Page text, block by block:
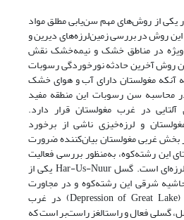
یکی از روش‌های مهم سن‌یابی مطلق مواد
روش در بررسی زمین‌لرزه‌های دیرین و
در مناطق خشک و نیمه‌خشک نقش
روش آخرین حادثه نورخوردگی رسوبات
آنکه مغولستان دارای آب و هوای خشک
سن رسوبات این منطقه مفید
در غرب مغولستان قرار دارد.
و لرزه‌خیزی ناشی از برخورد
غربی مغولستان بیان‌کننده ضرورت
این رشته‌کوه، به‌منظور بررسی فعالیت
زمین‌ساختی و تحلیل خطر لرزه‌ای است. گسل Har-Us-Nuur یکی از
شرقی این رشته‌کوه و در مجاورت
فروافتادگی دریاچه بزرگ (Depression of Great Lake) در غرب
گسلی فعال و راستالغز راست‌بر است که